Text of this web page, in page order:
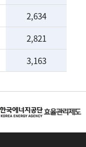
2,634
2,821
3,163